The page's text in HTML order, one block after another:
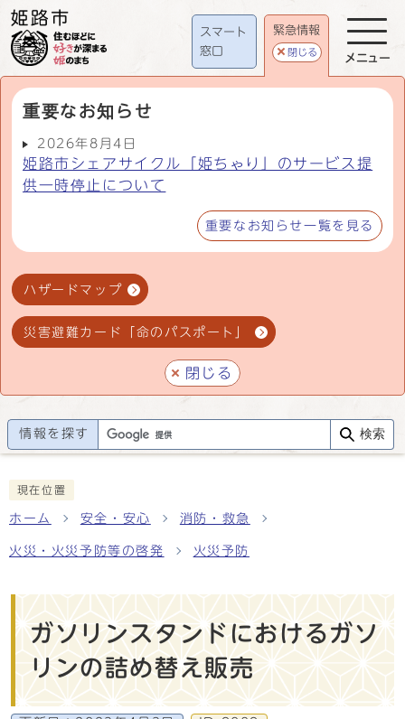
スマート
窓口
緊急情報
閉じる
重要なお知らせ
2026年8月4日
姫路市シェアサイクル「姫ちゃり」のサービス提
供一時停止について
重要なお知らせ一覧を見る
ハザードマップ
災害避難カード「命のパスポート」
閉じる
メニュー
情報を探す 検索
現在位置
ホーム 安全・安心 消防・救急
火災・火災予防等の啓発 火災予防
ガソリンスタンドにおけるガソ
リンの詰め替え販売